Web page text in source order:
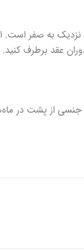
نزدیک به صفر است.
عقد برطرف کنید.
از پشت در